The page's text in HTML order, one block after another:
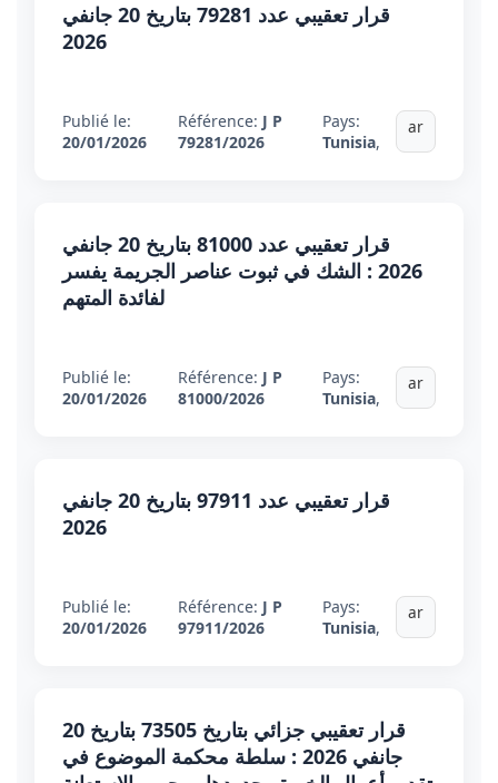
قرار تعقيبي عدد 79281 بتاريخ 20 جانفي
2026
Publié le:
20/01/2026
Référence: J P
79281/2026
Pays:
Tunisia,
ar
قرار تعقيبي عدد 81000 بتاريخ 20 جانفي
2026 : الشك في ثبوت عناصر الجريمة يفسر
لفائدة المتهم
Publié le:
20/01/2026
Référence: J P
81000/2026
Pays:
Tunisia,
ar
قرار تعقيبي عدد 97911 بتاريخ 20 جانفي
2026
Publié le:
20/01/2026
Référence: J P
97911/2026
Pays:
Tunisia,
ar
قرار تعقيبي جزائي بتاريخ 73505 بتاريخ 20
جانفي 2026 : سلطة محكمة الموضوع في